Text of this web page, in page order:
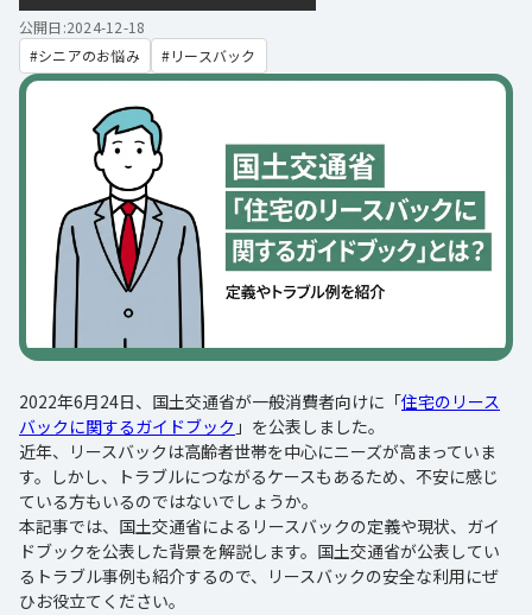
公開日:2024-12-18
シニアのお悩み
リースバック
2022年6月24日、国土交通省が一般消費者向けに「住宅のリース
バックに関するガイドブック 」を公表しました。
近年、リースバックは高齢者世帯を中心にニーズが高まっていま
す。しかし、トラブルにつながるケースもあるため、不安に感じ
ている方もいるのではないでしょうか。
本記事では、国土交通省によるリースバックの定義や現状、ガイ
ドブックを公表した背景を解説します。国土交通省が公表してい
るトラブル事例も紹介するので、リースバックの安全な利用にぜ
ひお役立てください。